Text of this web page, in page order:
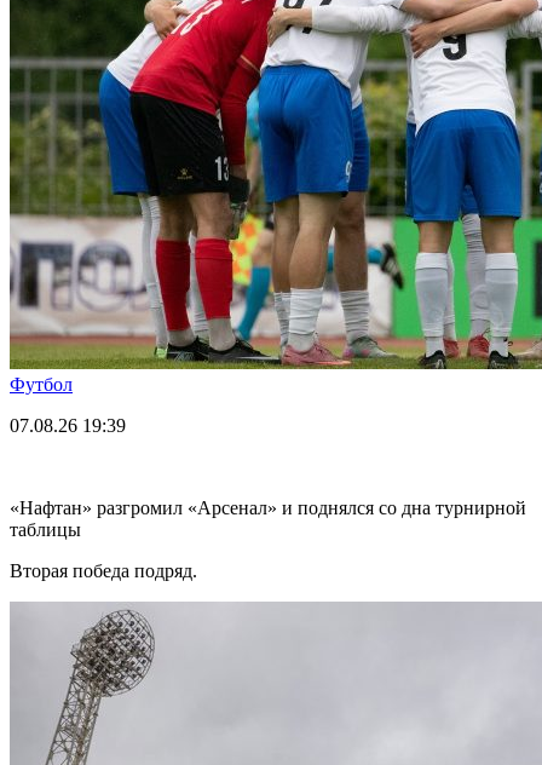
Футбол
07.08.26 19:39
«Нафтан» разгромил «Арсенал» и поднялся со дна турнирной
таблицы
Вторая победа подряд.